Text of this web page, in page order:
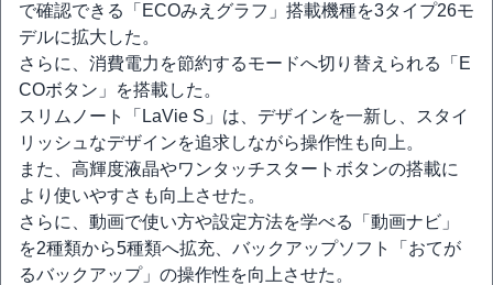
で確認できる「ECOみえグラフ」搭載機種を3タイプ26モ
デルに拡大した。
さらに、消費電力を節約するモードへ切り替えられる「E
COボタン」を搭載した。
スリムノート「LaVie S」は、デザインを一新し、スタイ
リッシュなデザインを追求しながら操作性も向上。
また、高輝度液晶やワンタッチスタートボタンの搭載に
より使いやすさも向上させた。
さらに、動画で使い方や設定方法を学べる「動画ナビ」
を2種類から5種類へ拡充、バックアップソフト「おてが
るバックアップ」の操作性を向上させた。